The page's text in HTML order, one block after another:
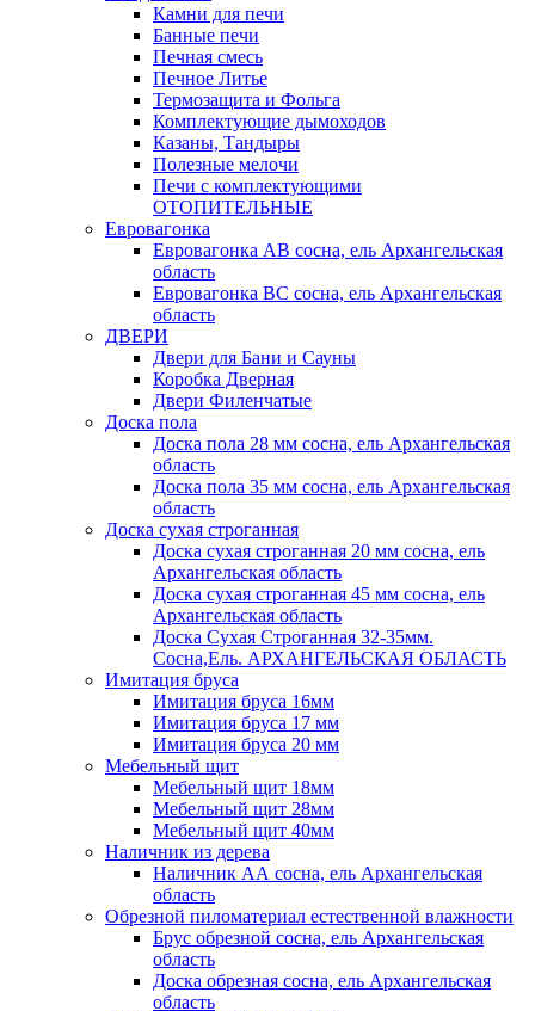
Камни для печи
Банные печи
Печная смесь
Печное Литье
Термозащита и Фольга
Комплектующие дымоходов
Казаны, Тандыры
Полезные мелочи
Печи с комплектующими
ОТОПИТЕЛЬНЫЕ
Евровагонка
Евровагонка АВ сосна, ель Архангельская
область
Евровагонка ВС сосна, ель Архангельская
область
ДВЕРИ
Двери для Бани и Сауны
Коробка Дверная
Двери Филенчатые
Доска пола
Доска пола 28 мм сосна, ель Архангельская
область
Доска пола 35 мм сосна, ель Архангельская
область
Доска сухая строганная
Доска сухая строганная 20 мм сосна, ель
Архангельская область
Доска сухая строганная 45 мм сосна, ель
Архангельская область
Доска Сухая Строганная 32-35мм.
Сосна,Ель. АРХАНГЕЛЬСКАЯ ОБЛАСТЬ
Имитация бруса
Имитация бруса 16мм
Имитация бруса 17 мм
Имитация бруса 20 мм
Мебельный щит
Мебельный щит 18мм
Мебельный щит 28мм
Мебельный щит 40мм
Наличник из дерева
Наличник АА сосна, ель Архангельская
область
Обрезной пиломатериал естественной влажности
Брус обрезной сосна, ель Архангельская
область
Доска обрезная сосна, ель Архангельская
область